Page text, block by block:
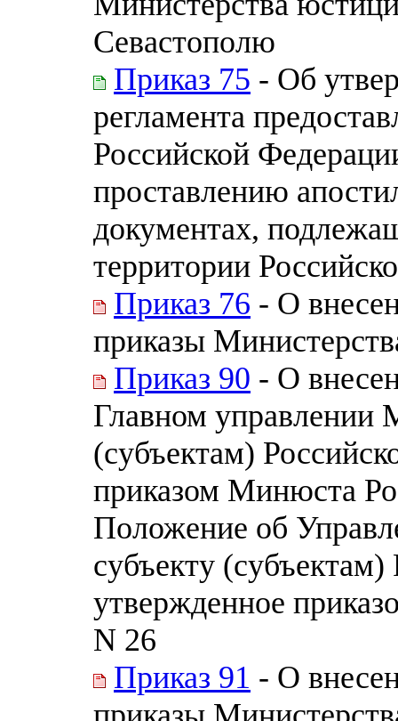
Севастополю
Приказ 75 - Об
регламента
Российской
проставлению
документах,
территории
Приказ 76 - О
приказы
Приказ 90 - О
Главном управлении
(субъектам)
приказом Минюста
Положение об
субъекту
утвержденное
N 26
Приказ 91 - О